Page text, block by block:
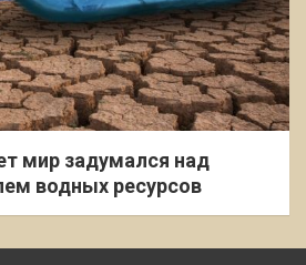
мир задумался над
водных ресурсов